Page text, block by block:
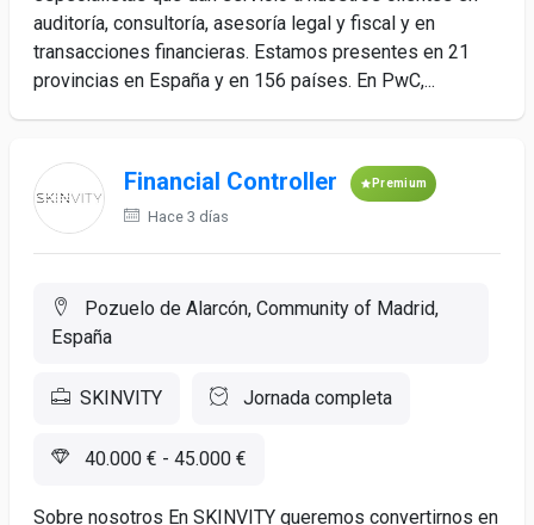
auditoría, consultoría, asesoría legal y fiscal y en
transacciones financieras. Estamos presentes en 21
provincias en España y en 156 países. En PwC,...
Financial Controller Premium
Hace 3 días
Pozuelo de Alarcón, Community of Madrid,
España
SKINVITY Jornada completa
40.000 € - 45.000 €
Sobre nosotros En SKINVITY queremos convertirnos en